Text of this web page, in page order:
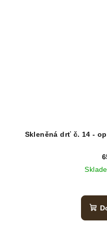
Skleněná drť č. 14 -